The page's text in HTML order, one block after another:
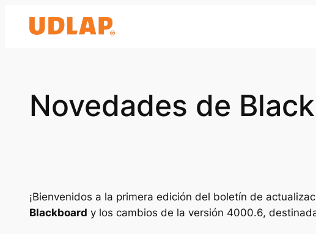
Novedades de
¡Bienvenidos a la primera edición del boletín de
Blackboard y los cambios de la versión 4000.6,